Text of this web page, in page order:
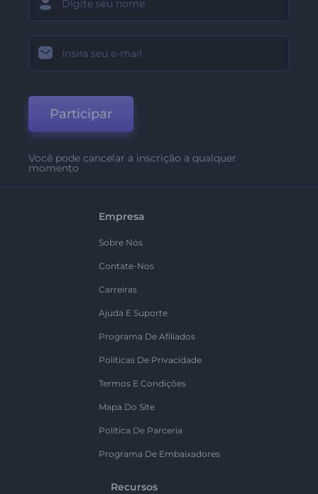
Participar
Você pode cancelar a inscrição a qualquer
momento
Empresa
Sobre Nós
Contate-Nos
Carreiras
Ajuda E Suporte
Programa De Afiliados
Políticas De Privacidade
Termos E Condições
Mapa Do Site
Política De Parceria
Programa De Embaixadores
Recursos